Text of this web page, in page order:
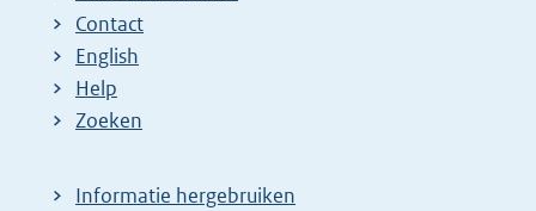
Contact
English
Help
Zoeken
Informatie hergebruiken